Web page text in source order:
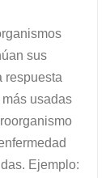
sus
respuesta
usadas
Ejemplo: